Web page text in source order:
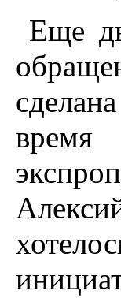
Еще